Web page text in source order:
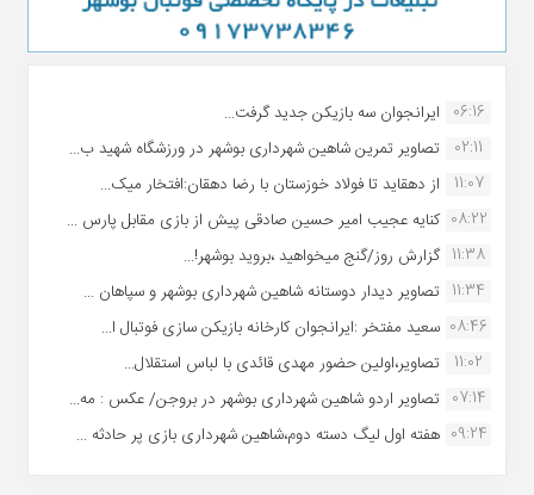
06:16 ایرانجوان سه بازیکن جدید گرفت...
02:11
تصاویر تمرین شاهین شهردارى بوشهر در ورزشگاه شهید ب...
11:07
از دهقاید تا فولاد خوزستان با رضا دهقان:افتخار میک...
08:22 کنایه عجیب امیر حسین صادقی پیش از بازی مقابل پارس ...
11:38 گزارش روز/گنج میخواهید ،بروید بوشهر!...
11:34 تصاویر دیدار دوستانه شاهین شهردارى بوشهر و سپاهان ...
08:46 سعید مفتخر :ایرانجوان کارخانه بازیکن سازی فوتبال ا...
11:02
تصاویر،اولین حضور مهدی قائدی با لباس استقلال...
07:14 تصاویر اردو شاهین شهرداری بوشهر در بروجن/ عکس : مه...
09:24 هفته اول لیگ دسته دوم،شاهین شهرداری بازی پر حادثه ...